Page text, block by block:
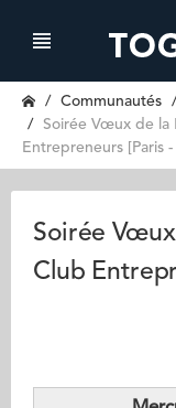
Communautés
Soirée Vœux de la
Entrepreneurs [Paris -
Soirée
Club